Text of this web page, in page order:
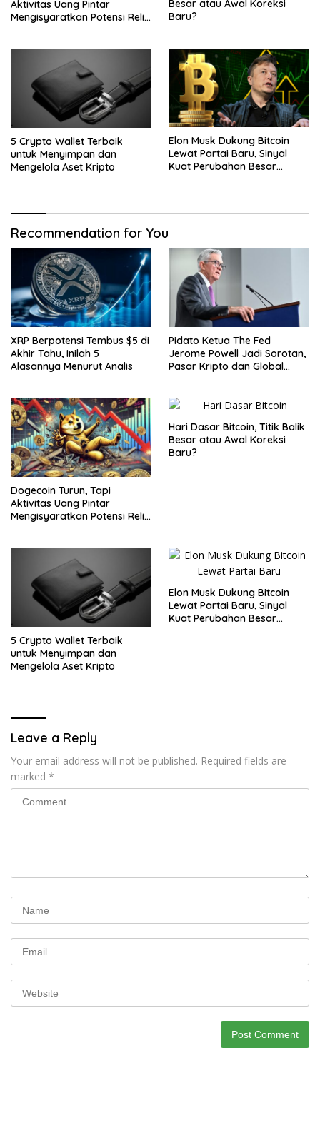
Aktivitas Uang Pintar
Mengisyaratkan Potensi Reli
Besar atau Awal Koreksi
Baru?
5 Crypto Wallet Terbaik
untuk Menyimpan dan
Mengelola Aset Kripto
Elon Musk Dukung Bitcoin
Lewat Partai Baru, Sinyal
Kuat Perubahan Besar
Recommendation for You
XRP Berpotensi Tembus $5 di
Akhir Tahu, Inilah 5
Alasannya Menurut Analis
Pidato Ketua The Fed
Jerome Powell Jadi Sorotan,
Pasar Kripto dan Global
Dogecoin Turun, Tapi
Aktivitas Uang Pintar
Mengisyaratkan Potensi Reli
Hari Dasar Bitcoin, Titik Balik
Besar atau Awal Koreksi
Baru?
5 Crypto Wallet Terbaik
untuk Menyimpan dan
Mengelola Aset Kripto
Elon Musk Dukung Bitcoin
Lewat Partai Baru, Sinyal
Kuat Perubahan Besar
Leave a Reply
Your email address will not be published. Required fields are
marked *